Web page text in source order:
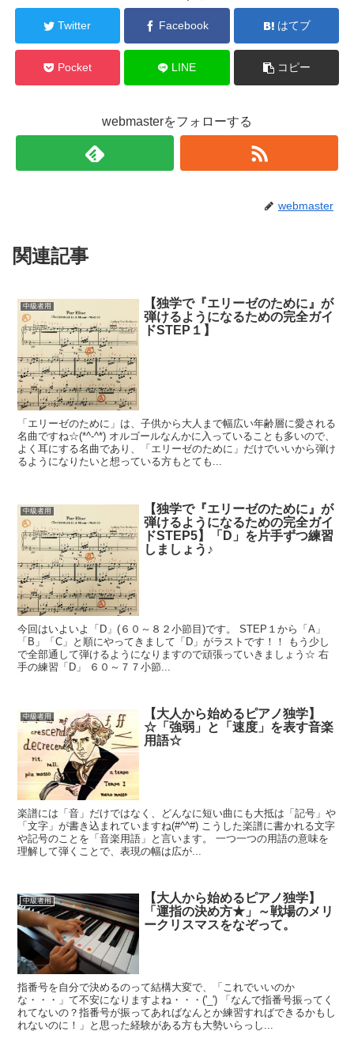
Twitter Facebook はてブ
Pocket LINE コピー
webmasterをフォローする
webmaster
関連記事
中級者用
【独学で『エリーゼのために』が
弾けるようになるための完全ガイ
ドSTEP１】
「エリーゼのために」は、子供から大人まで幅広い年齢層に愛される
名曲ですね☆(*^-^*) オルゴールなんかに入っていることも多いので、
よく耳にする名曲であり、「エリーゼのために」だけでいいから弾け
るようになりたいと想っている方もとても...
中級者用
【独学で『エリーゼのために』が
弾けるようになるための完全ガイ
ドSTEP5】「D」を片手ずつ練習
しましょう♪
今回はいよいよ「D」(６０～８２小節目)です。 STEP１から「A」
「B」「C」と順にやってきまして「D」がラストです！！ もう少し
で全部通して弾けるようになりますので頑張っていきましょう☆ 右
手の練習「D」 ６０～７７小節...
中級者用
【大人から始めるピアノ独学】
☆「強弱」と「速度」を表す音楽
用語☆
楽譜には「音」だけではなく、どんなに短い曲にも大抵は「記号」や
「文字」が書き込まれていますね(#^^#) こうした楽譜に書かれる文字
や記号のことを「音楽用語」と言います。 一つ一つの用語の意味を
理解して弾くことで、表現の幅は広が...
中級者用
【大人から始めるピアノ独学】
「運指の決め方★」～戦場のメリ
ークリスマスをなぞって。
指番号を自分で決めるのって結構大変で、「これでいいのか
な・・・」て不安になりますよね・・・('_') 「なんで指番号振ってく
れてないの？指番号が振ってあればなんとか練習すればできるかもし
れないのに！」と思った経験がある方も大勢いらっし...